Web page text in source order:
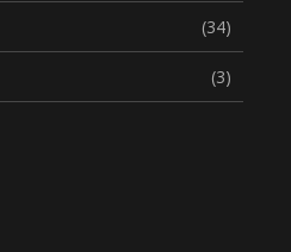
(34)
(3)